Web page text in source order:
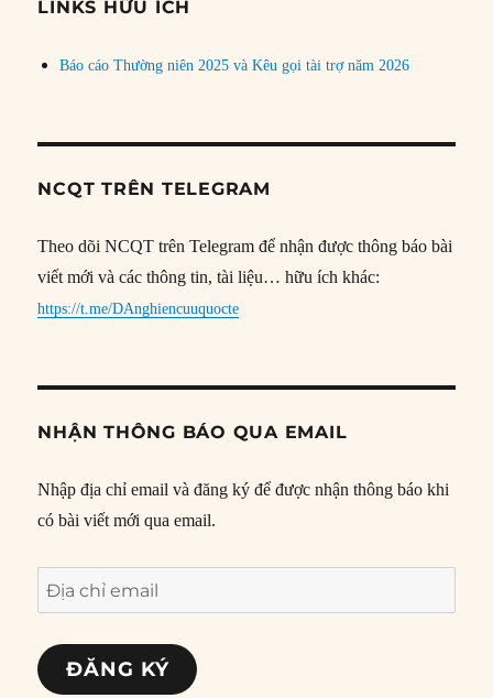
đề
LINKS HỮU ÍCH
Báo cáo Thường niên 2025 và Kêu gọi tài trợ năm 2026
NCQT TRÊN TELEGRAM
Theo dõi NCQT trên Telegram để nhận được thông báo bài
viết mới và các thông tin, tài liệu… hữu ích khác:
https://t.me/DAnghiencuuquocte
NHẬN THÔNG BÁO QUA EMAIL
Nhập địa chỉ email và đăng ký để được nhận thông báo khi
có bài viết mới qua email.
Địa
chỉ
email
ĐĂNG KÝ